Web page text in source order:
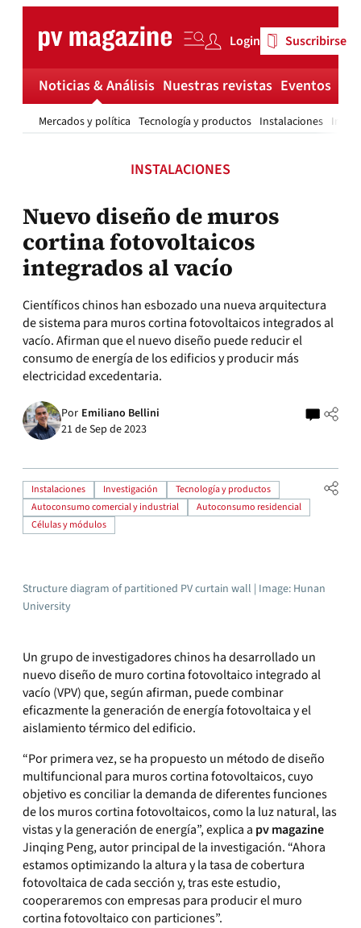
content
Login Suscribirse
Noticias & Análisis
Mercados y política Tecnología y productos Instalaciones
Nuestras revistas Eventos
INSTALACIONES
Nuevo diseño de muros
cortina fotovoltaicos
integrados al vacío
Científicos chinos han esbozado una nueva arquitectura
de sistema para muros cortina fotovoltaicos integrados al
vacío. Afirman que el nuevo diseño puede reducir el
consumo de energía de los edificios y producir más
electricidad excedentaria.
Por Emiliano Bellini
21 de Sep de 2023
Instalaciones Investigación
Tecnología y productos
Autoconsumo comercial y industrial
Autoconsumo residencial
Células y módulos
Structure diagram of partitioned PV curtain wall | Image: Hunan
University
Un grupo de investigadores chinos ha desarrollado un
nuevo diseño de muro cortina fotovoltaico integrado al
vacío (VPV) que, según afirman, puede combinar
eficazmente la generación de energía fotovoltaica y el
aislamiento térmico del edificio.
“Por primera vez, se ha propuesto un método de diseño
multifuncional para muros cortina fotovoltaicos, cuyo
objetivo es conciliar la demanda de diferentes funciones
de los muros cortina fotovoltaicos, como la luz natural, las
vistas y la generación de energía”, explica a pv magazine
Jinqing Peng, autor principal de la investigación. “Ahora
estamos optimizando la altura y la tasa de cobertura
fotovoltaica de cada sección y, tras este estudio,
cooperaremos con empresas para producir el muro
cortina fotovoltaico con particiones”.